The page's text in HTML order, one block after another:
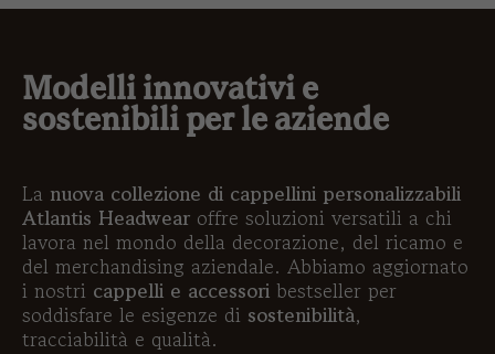
Modelli innovativi e
sostenibili per le aziende
La nuova collezione di cappellini personalizzabili
Atlantis Headwear offre soluzioni versatili a chi
lavora nel mondo della decorazione, del ricamo e
del merchandising aziendale. Abbiamo aggiornato
i nostri cappelli e accessori bestseller per
soddisfare le esigenze di sostenibilità,
tracciabilità e qualità.